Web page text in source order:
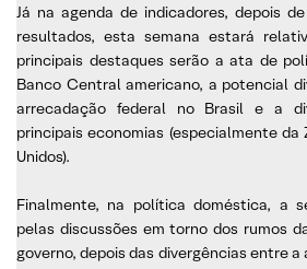
Já na agenda de indicadores, depois
resultados, esta semana estará
principais destaques serão a ata de
Banco Central americano, a potencial
arrecadação federal no Brasil e a
principais economias (especialmente da
Unidos).
Finalmente, na política doméstica, a
pelas discussões em torno dos rumos
governo, depois das divergências entre